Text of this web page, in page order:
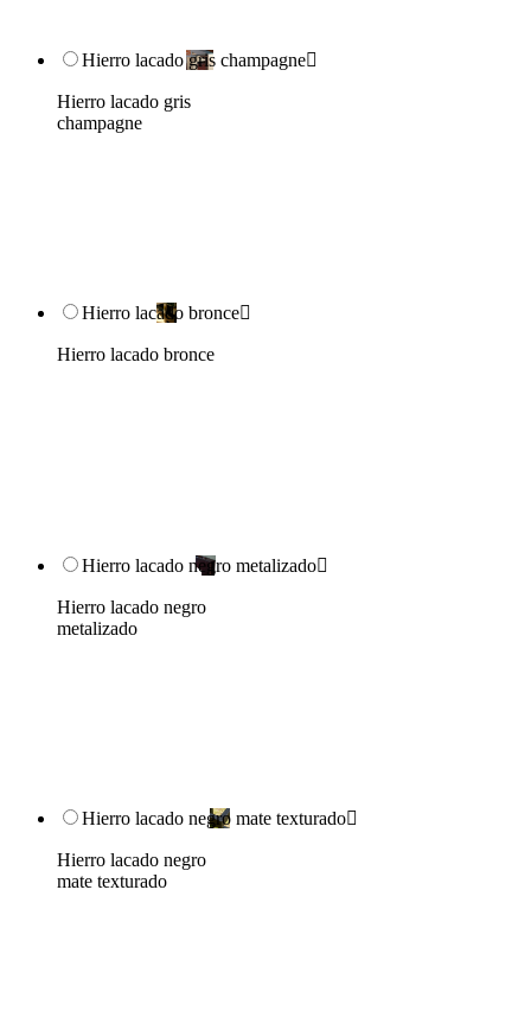
Hierro lacado gris champagne
Hierro lacado gris
champagne
Hierro lacado bronce
Hierro lacado bronce
Hierro lacado negro metalizado
Hierro lacado negro
metalizado
Hierro lacado negro mate texturado
Hierro lacado negro
mate texturado